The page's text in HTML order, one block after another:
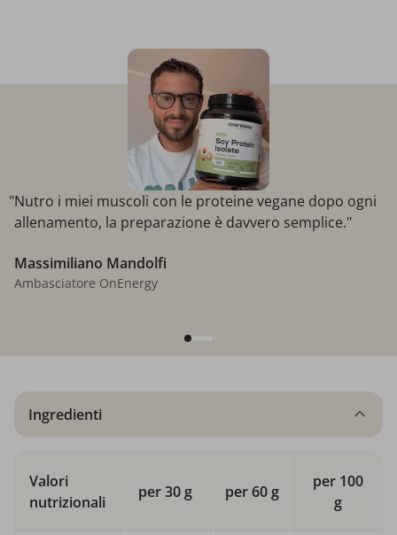
"Nutro i miei muscoli con le proteine ​​vegane dopo ogni
allenamento, la preparazione è davvero semplice."
Massimiliano Mandolfi
Ambasciatore OnEnergy
Ingredienti
Valori
nutrizionali
per 30 g per 60 g
per 100
g